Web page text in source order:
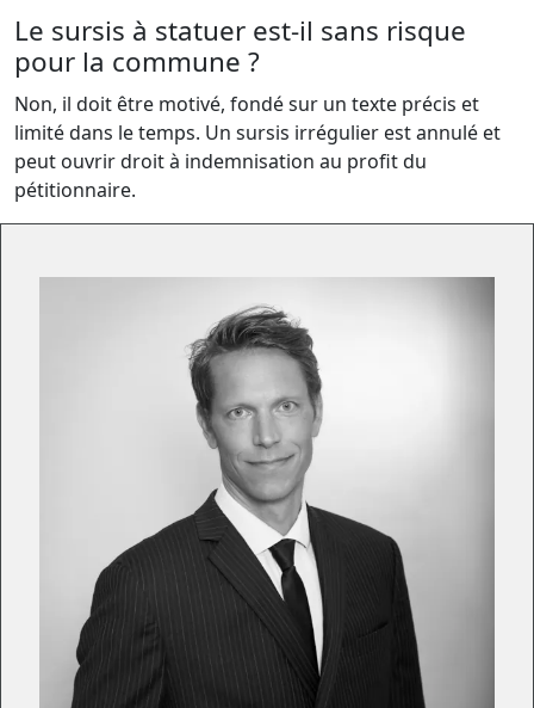
Le sursis à statuer est-il sans risque
pour la commune ?
Non, il doit être motivé, fondé sur un texte précis et
limité dans le temps. Un sursis irrégulier est annulé et
peut ouvrir droit à indemnisation au profit du
pétitionnaire.